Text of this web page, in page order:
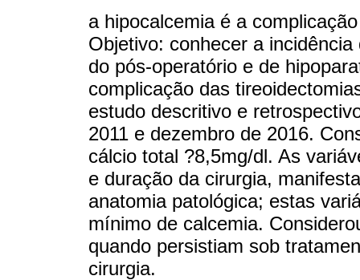
a hipocalcemia é a
Objetivo: conhecer a
do pós-operatório e de
complicação das
estudo descritivo e
2011 e dezembro de 2016.
cálcio total ?8,5mg/dl. As
e duração da cirurgia,
anatomia patológica; estas
mínimo de calcemia.
quando persistiam sob
cirurgia.